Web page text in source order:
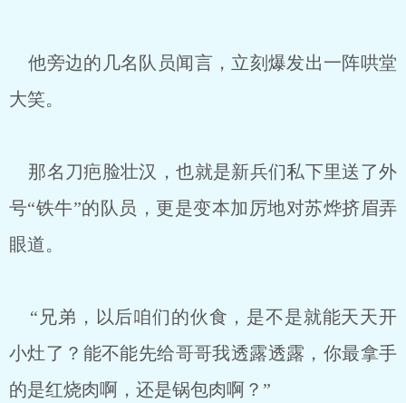
他旁边的几名队员闻言，立刻爆发出一阵哄堂
大笑。
那名刀疤脸壮汉，也就是新兵们私下里送了外
号“铁牛”的队员，更是变本加厉地对苏烨挤眉弄
眼道。
“兄弟，以后咱们的伙食，是不是就能天天开
小灶了？能不能先给哥哥我透露透露，你最拿手
的是红烧肉啊，还是锅包肉啊？”